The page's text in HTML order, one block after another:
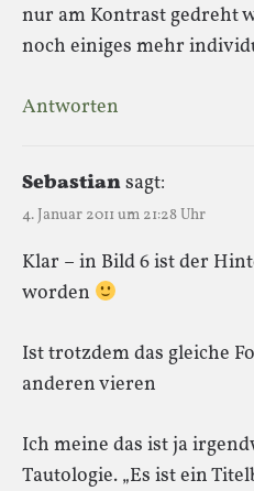
nur am Kontrast gedreht
noch einiges mehr
Antworten
Sebastiansagt:
4. Januar 2011 um 21:28 Uhr
Klar – in Bild 6 ist der
worden
Ist trotzdem das gleiche
anderen vieren
Ich meine das ist ja
Tautologie. „Es ist ein